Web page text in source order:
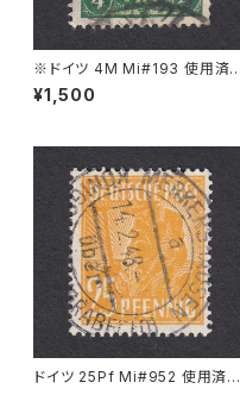
※ドイツ 4M Mi#193 使用済
み切手｜VARREL 30.11.1922
¥1,500
ドイツ 25Pf Mi#952 使用済み